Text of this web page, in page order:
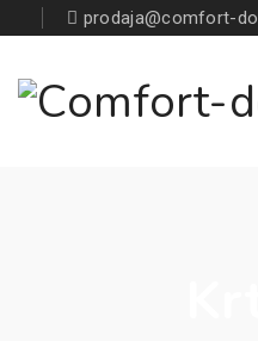
prodaja@comfort-